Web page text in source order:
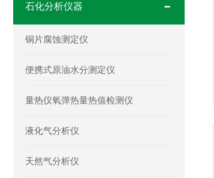
石化分析仪器
铜片腐蚀测定仪
便携式原油水分测定仪
量热仪氧弹热量热值检测仪
液化气分析仪
天然气分析仪